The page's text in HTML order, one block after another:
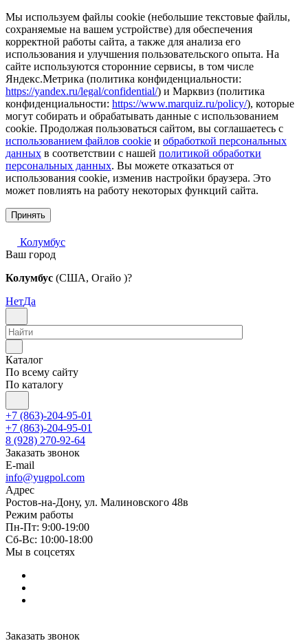
Мы используем файлы cookie (небольшие текстовые файлы,
сохраняемые на вашем устройстве) для обеспечения
корректной работы сайта, а также для анализа его
использования и улучшения пользовательского опыта. На
сайте используются сторонние сервисы, в том числе
Яндекс.Метрика (политика конфиденциальности:
https://yandex.ru/legal/confidential/) и Марквиз (политика
конфиденциальности: https://www.marquiz.ru/policy/), которые
могут собирать и обрабатывать данные с использованием
cookie. Продолжая пользоваться сайтом, вы соглашаетесь с
использованием файлов cookie и обработкой персональных
данных в соответствии с нашей политикой обработки
персональных данных. Вы можете отказаться от
использования cookie, изменив настройки браузера. Это
может повлиять на работу некоторых функций сайта.
Принять
Колумбус
Ваш город
Колумбус (США, Огайо )?
НетДа
Каталог
По всему сайту
По каталогу
+7 (863)-204-95-01
+7 (863)-204-95-01
8 (928) 270-92-64
Заказать звонок
E-mail
info@yugpol.com
Адрес
Ростов-на-Дону, ул. Малиновского 48в
Режим работы
Пн-Пт: 9:00-19:00
Cб-Вс: 10:00-18:00
Мы в соцсетях
Заказать звонок